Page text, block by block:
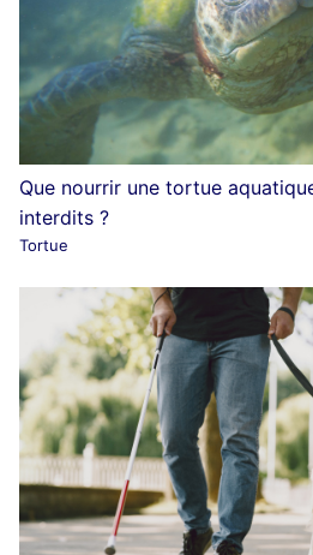
Que nourrir une tortue
interdits ?
Tortue